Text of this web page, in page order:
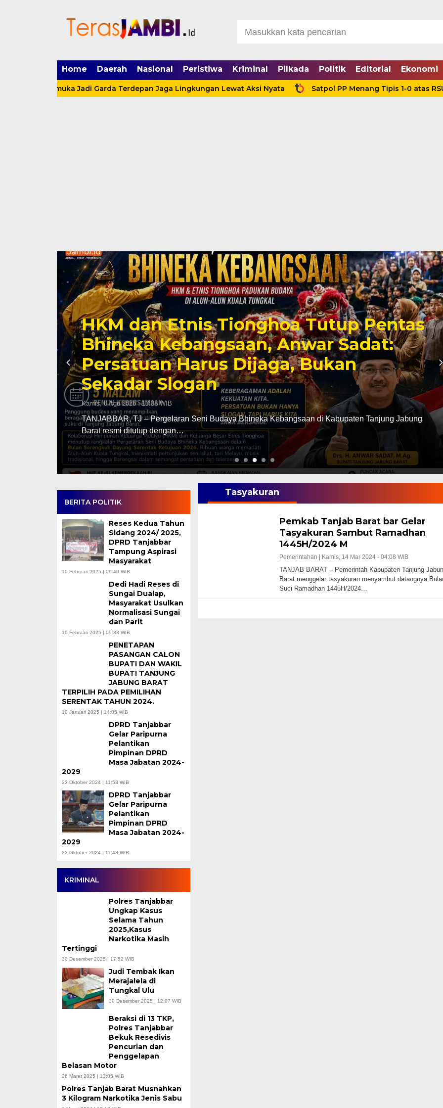
Home Daerah Nasional Peristiwa Kriminal Pilkada Politik Editorial Ekonomi
Pramuka Jadi Garda Terdepan Jaga Lingkungan Lewat Aksi Nyata Satpol PP Menang Tipis 1-0 atas RSUD
HKM dan Etnis Tionghoa Tutup Pentas
Bhineka Kebangsaan, Anwar Sadat:
Persatuan Harus Dijaga, Bukan
Sekadar Slogan
Kamis, 6 Agu 2026 - 13:38 WIB
TANJABBAR, TJ – Pergelaran Seni Budaya Bhineka Kebangsaan di Kabupaten Tanjung Jabung
Barat resmi ditutup dengan…
BERITA POLITIK
Reses Kedua Tahun
Sidang 2024/ 2025,
DPRD Tanjabbar
Tampung Aspirasi
Masyarakat
10 Februari 2025 | 09:40 WIB
Dedi Hadi Reses di
Sungai Dualap,
Masyarakat Usulkan
Normalisasi Sungai
dan Parit
10 Februari 2025 | 09:33 WIB
PENETAPAN
PASANGAN CALON
BUPATI DAN WAKIL
BUPATI TANJUNG
JABUNG BARAT
TERPILIH PADA PEMILIHAN
SERENTAK TAHUN 2024.
10 Januari 2025 | 14:05 WIB
DPRD Tanjabbar
Gelar Paripurna
Pelantikan
Pimpinan DPRD
Masa Jabatan 2024-
2029
23 Oktober 2024 | 11:53 WIB
DPRD Tanjabbar
Gelar Paripurna
Pelantikan
Pimpinan DPRD
Masa Jabatan 2024-
2029
23 Oktober 2024 | 11:43 WIB
KRIMINAL
Polres Tanjabbar
Ungkap Kasus
Selama Tahun
2025,Kasus
Narkotika Masih
Tertinggi
30 Desember 2025 | 17:52 WIB
Judi Tembak Ikan
Merajalela di
Tungkal Ulu
30 Desember 2025 | 12:07 WIB
Beraksi di 13 TKP,
Polres Tanjabbar
Bekuk Resedivis
Pencurian dan
Penggelapan
Belasan Motor
26 Maret 2025 | 13:05 WIB
Polres Tanjab Barat Musnahkan
3 Kilogram Narkotika Jenis Sabu
Tasyakuran
Pemkab Tanjab Barat bar Gelar
Tasyakuran Sambut Ramadhan
1445H/2024 M
Pemerintahan | Kamis, 14 Mar 2024 - 04:08 WIB
TANJAB BARAT – Pemerintah Kabupaten Tanjung
Barat menggelar tasyakuran menyambut datangnya
Suci Ramadhan 1445H/2024…